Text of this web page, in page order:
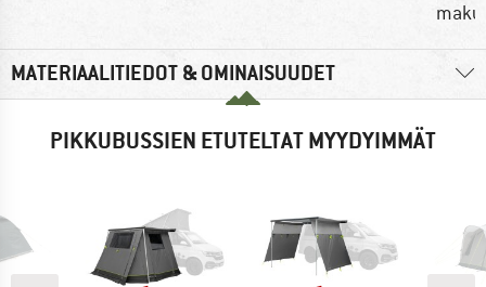
MATERIAALITIEDOT & OMINAISUUDET
PIKKUBUSSIEN ETUTELTAT MYYDYIMMÄT